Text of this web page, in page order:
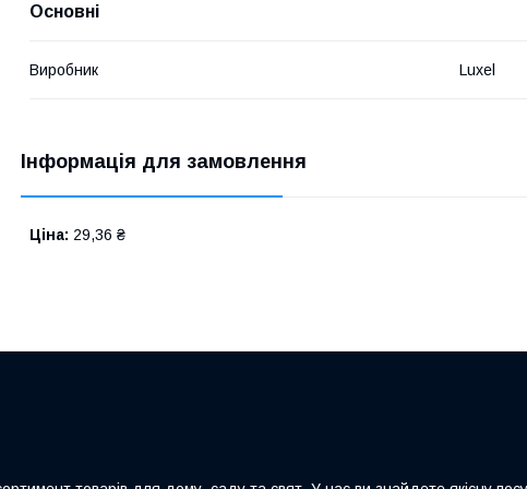
Основні
Виробник Luxel
Інформація для замовлення
Ціна: 29,36 ₴